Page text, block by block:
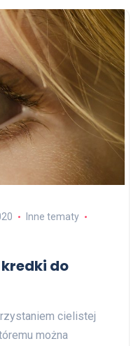
Inne tematy
do
cielistej
można